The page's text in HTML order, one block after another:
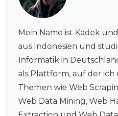
Mein Name ist Kadek
aus Indonesien und
Informatik in
als Plattform, auf der ich
Themen wie Web
Web Data Mining, Web